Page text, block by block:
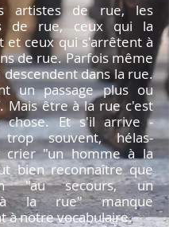
de rue, les
de rue, ceux qui la
et ceux qui s'arrêtent à
de rue. Parfois même
descendent dans la rue.
un passage plus ou
Mais être à la rue c'est
chose. Et s'il arrive -
trop souvent, hélas-
crier "un homme à la
bien reconnaître que
"au secours, un
la rue" manque
à notre vocabulaire.